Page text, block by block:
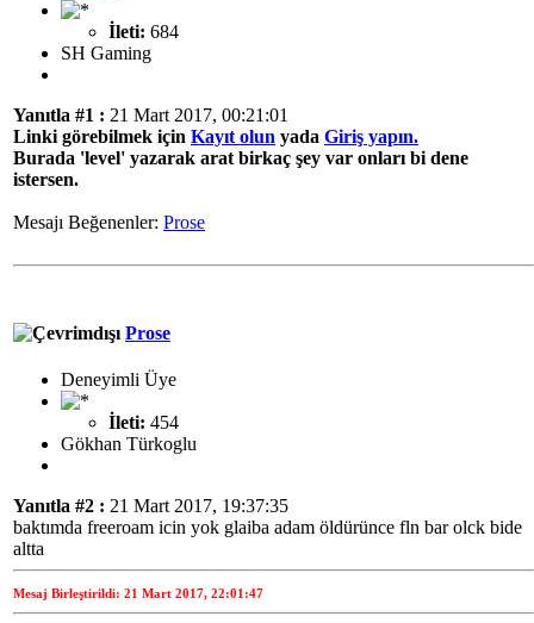
İleti: 684
SH Gaming
Yanıtla #1 : 21 Mart 2017, 00:21:01
Linki görebilmek için Kayıt olun yada Giriş yapın.
Burada 'level' yazarak arat birkaç şey var onları bi dene
istersen.
Mesajı Beğenenler: Prose
Prose
Deneyimli Üye
İleti: 454
Gökhan Türkoglu
Yanıtla #2 : 21 Mart 2017, 19:37:35
baktımda freeroam icin yok glaiba adam öldürünce fln bar olck bide
altta
Mesaj Birleştirildi: 21 Mart 2017, 22:01:47